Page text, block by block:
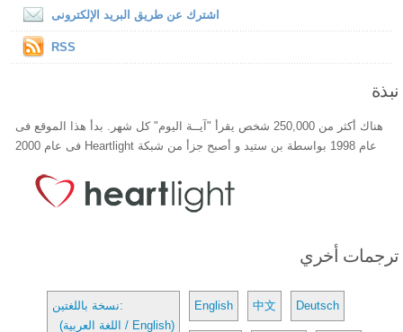
اشترك عن طريق البريد الإلكترونى
RSS
نبذة
هناك أكثر من 250,000 شخص يقرأ "آيــة اليوم" كل شهر. بدأ هذا الموقع فى
عام 1998 بواسطة بن ستيد و أصبح جزأ من شبكة Heartlight فى عام 2000
ترجمات أخري
نسخة باللغتين:
(اللغة العربية / English)
English 中文 Deutsch